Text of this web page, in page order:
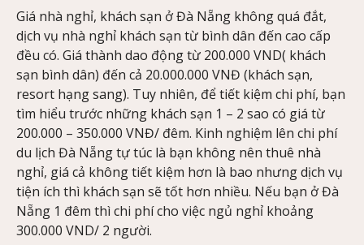
Giá nhà nghỉ, khách sạn ở Đà Nẵng không quá đắt,
dịch vụ nhà nghỉ khách sạn từ bình dân đến cao cấp
đều có. Giá thành dao động từ 200.000 VND( khách
sạn bình dân) đến cả 20.000.000 VNĐ (khách sạn,
resort hạng sang). Tuy nhiên, để tiết kiệm chi phí, bạn
tìm hiểu trước những khách sạn 1 – 2 sao có giá từ
200.000 – 350.000 VNĐ/ đêm. Kinh nghiệm lên chi phí
du lịch Đà Nẵng tự túc là bạn không nên thuê nhà
nghỉ, giá cả không tiết kiệm hơn là bao nhưng dịch vụ
tiện ích thì khách sạn sẽ tốt hơn nhiều. Nếu bạn ở Đà
Nẵng 1 đêm thì chi phí cho việc ngủ nghỉ khoảng
300.000 VND/ 2 người.